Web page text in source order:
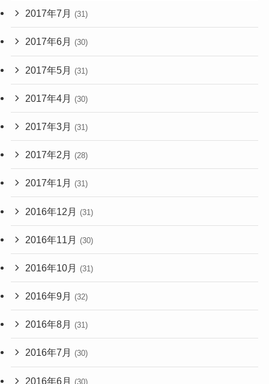
2017年7月 (31)
2017年6月 (30)
2017年5月 (31)
2017年4月 (30)
2017年3月 (31)
2017年2月 (28)
2017年1月 (31)
2016年12月 (31)
2016年11月 (30)
2016年10月 (31)
2016年9月 (32)
2016年8月 (31)
2016年7月 (30)
2016年6月 (30)